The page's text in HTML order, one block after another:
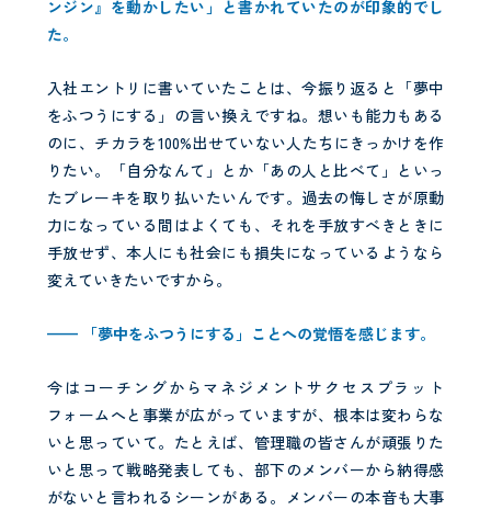
ンジン』を動かしたい」と書かれていたのが印象的でし
た。
入社エントリに書いていたことは、今振り返ると「夢中
をふつうにする」の言い換えですね。想いも能力もある
のに、チカラを100%出せていない人たちにきっかけを作
りたい。「自分なんて」とか「あの人と比べて」といっ
たブレーキを取り払いたいんです。過去の悔しさが原動
力になっている間はよくても、それを手放すべきときに
手放せず、本人にも社会にも損失になっているようなら
変えていきたいですから。
—— 「夢中をふつうにする」ことへの覚悟を感じます。
今はコーチングからマネジメントサクセスプラット
フォームへと事業が広がっていますが、根本は変わらな
いと思っていて。たとえば、管理職の皆さんが頑張りた
いと思って戦略発表しても、部下のメンバーから納得感
がないと言われるシーンがある。メンバーの本音も大事